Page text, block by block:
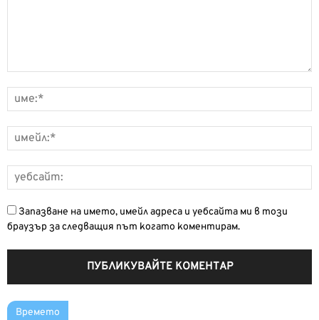
Запазване на името, имейл адреса и уебсайта ми в този
браузър за следващия път когато коментирам.
Времето